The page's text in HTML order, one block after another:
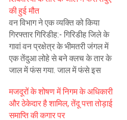
की हुई मौत
वन विभाग ने एक व्यक्ति को किया
गिरफ्तार गिरिडीह:- गिरिडीह जिले के
गावां वन प्रक्षेत्र के भीमतरी जंगल में
एक तेंदुआ लोहे से बने क्लच के तार के
जाल में फंस गया. जाल में फंसे इस
गयी. इस घटना के बाद वन…
मजदूरों के शोषण में निगम के अधिकारी
और ठेकेदार है शामिल, तेंदू पत्ता तोड़ाई
समाप्ति की कगार पर